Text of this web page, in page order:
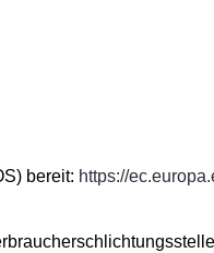
bereit: https://